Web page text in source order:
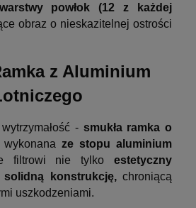
powłok (12 z każdej
obraz o nieskazitelnej ostrości
z Aluminium
- smukła ramka o
wykonana ze stopu aluminium
filtrowi nie tylko estetyczny
solidną konstrukcję,chroniącą
uszkodzeniami.